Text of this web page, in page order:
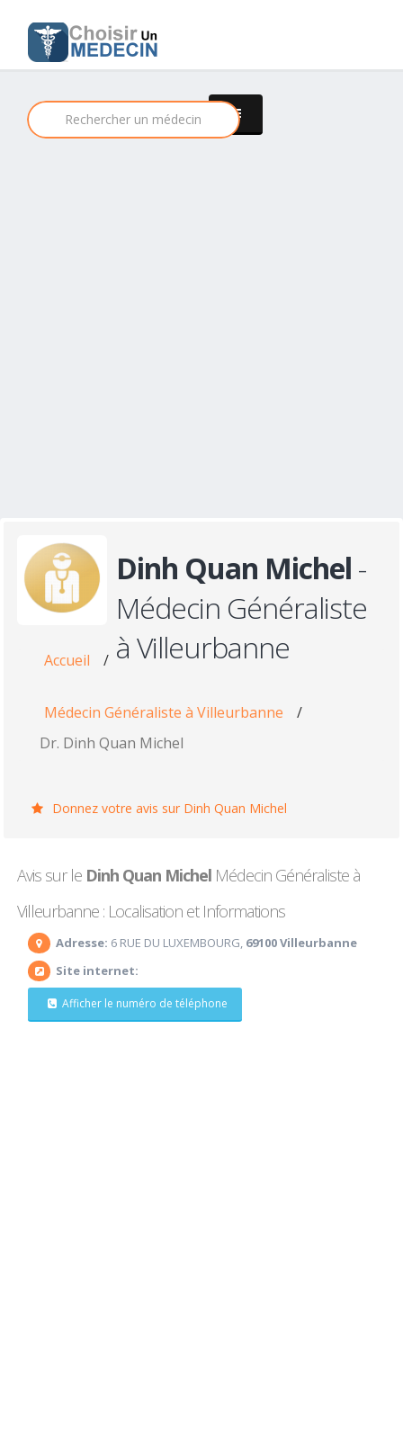
Dinh Quan Michel -
Médecin Généraliste
à Villeurbanne
Accueil /
Médecin Généraliste à Villeurbanne
/
Dr. Dinh Quan Michel
Donnez votre avis sur Dinh Quan Michel
Avis sur le Dinh Quan Michel Médecin Généraliste à
Villeurbanne : Localisation et Informations
Adresse: 6 RUE DU LUXEMBOURG, 69100 Villeurbanne
Site internet:
Afficher le numéro de téléphone